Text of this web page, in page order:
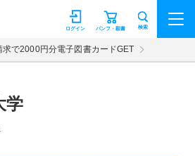
ン パンフ・願書
ログイン 検索
求で2000円分電子図書カードGET
学